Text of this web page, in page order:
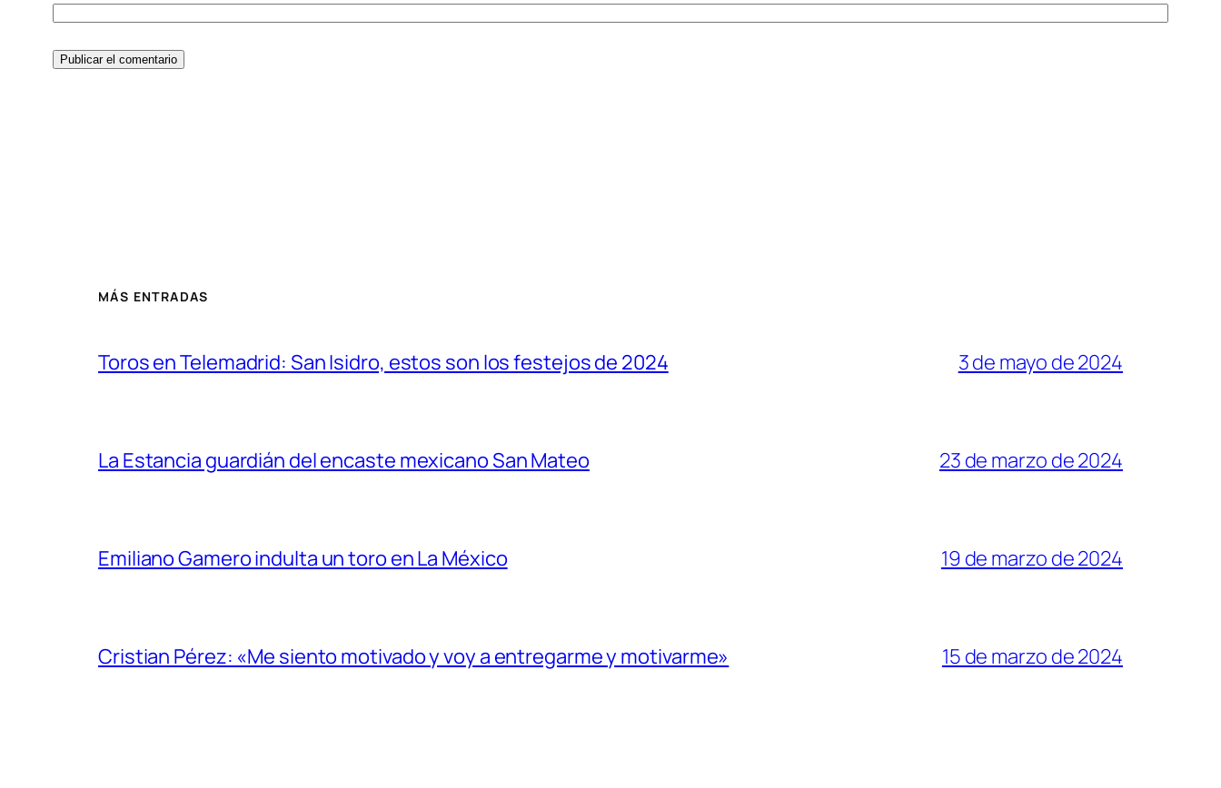
MÁS ENTRADAS
Toros en Telemadrid: San Isidro, estos son los festejos de 2024 3 de mayo de 2024
La Estancia guardián del encaste mexicano San Mateo 23 de marzo de 2024
Emiliano Gamero indulta un toro en La México 19 de marzo de 2024
Cristian Pérez: «Me siento motivado y voy a entregarme y motivarme» 15 de marzo de 2024